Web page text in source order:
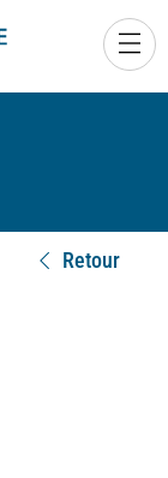
Retour